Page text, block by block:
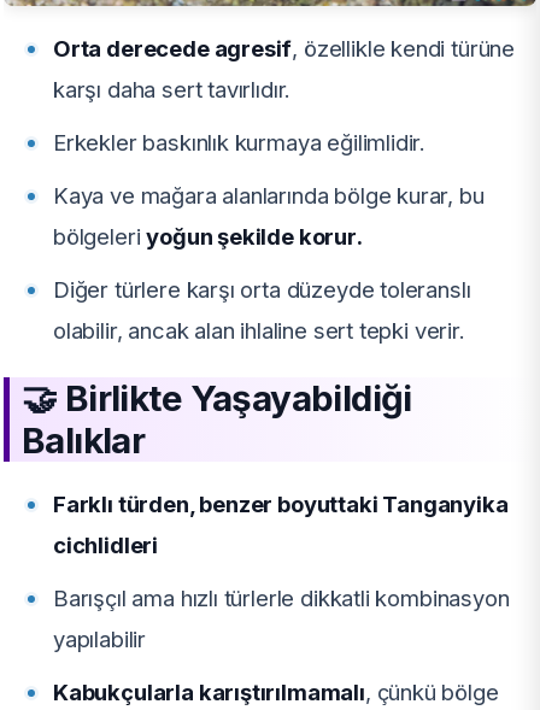
Orta derecede agresif, özellikle kendi türüne
karşı daha sert tavırlıdır.
Erkekler baskınlık kurmaya eğilimlidir.
Kaya ve mağara alanlarında bölge kurar, bu
bölgeleriyoğun şekilde korur.
Diğer türlere karşı orta düzeyde toleranslı
olabilir, ancak alan ihlaline sert tepki verir.
🤝 Birlikte Yaşayabildiği
Balıklar
Farklı türden, benzer boyuttaki Tanganyika
cichlidleri
Barışçıl ama hızlı türlerle dikkatli kombinasyon
yapılabilir
Kabukçularla karıştırılmamalı, çünkü bölge